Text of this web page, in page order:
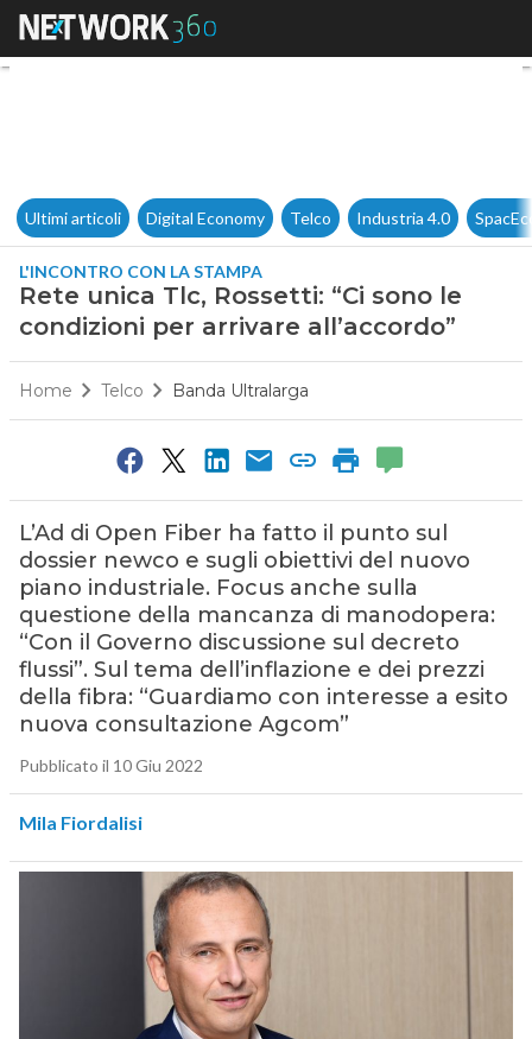
Rete unica Tlc, Rossetti: “Ci
Ultimi articoli Digital Economy Telco Industria 4.0
L'INCONTRO CON LA STAMPA
Rete unica Tlc, Rossetti: “Ci sono le
condizioni per arrivare all’accordo”
Home Telco Banda Ultralarga
L’Ad di Open Fiber ha fatto il punto sul
dossier newco e sugli obiettivi del nuovo
piano industriale. Focus anche sulla
questione della mancanza di manodopera:
“Con il Governo discussione sul decreto
flussi”. Sul tema dell’inflazione e dei prezzi
della fibra: “Guardiamo con interesse a esito
nuova consultazione Agcom”
Pubblicato il 10 Giu 2022
Mila Fiordalisi